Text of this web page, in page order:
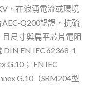
，在浪湧電流或環境
Q200認證，抗硫
尺寸與扁平芯片電阻
EN IEC 62368-1
G.10； EN IEC
G.10（SRM204型